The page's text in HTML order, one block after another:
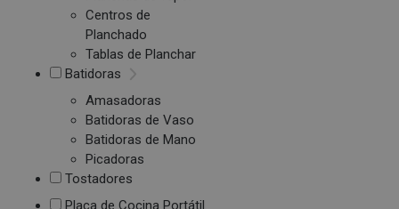
Centros de
Planchado
Tablas de Planchar
Batidoras
Amasadoras
Batidoras de Vaso
Batidoras de Mano
Picadoras
Tostadores
Placa de Cocina Portátil